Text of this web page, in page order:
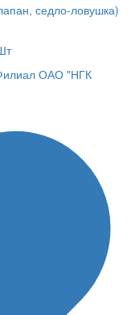
седло-ловушка)
ОАО "НГК